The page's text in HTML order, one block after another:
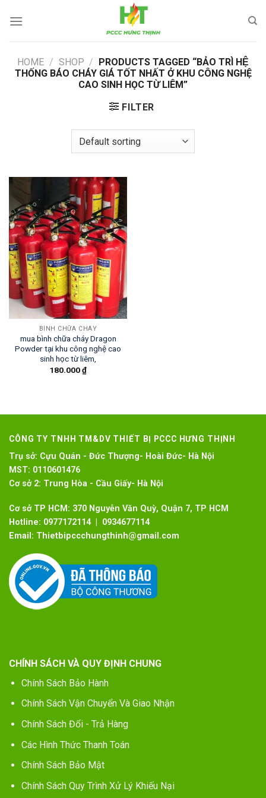
HOME / SHOP / PRODUCTS TAGGED “BẢO TRÌ HỆ
THỐNG BÁO CHÁY GIÁ TỐT NHẤT Ở KHU CÔNG NGHỆ
CAO SINH HỌC TỪ LIÊM”
FILTER
BÌNH CHỮA CHÁY
mua bình chữa cháy Dragon
Powder tại khu công nghệ cao
sinh học từ liêm,
180.000₫
CÔNG TY TNHH TM&DV THIẾT BỊ PCCC HƯNG THỊNH
Trụ sở: Cựu Quán - Đức Thượng- Hoài Đức- Hà Nội
MST: 0110601476
Cơ sở 2: Trung Hòa - Cầu Giấy- Hà Nội
Cơ sở TP HCM: 370 Nguyễn Văn Quỳ, Quận 7, TP HCM
Hotline: 0977172114 | 0934677114
Email: Thietbipccchungthinh@gmail.com
CHÍNH SÁCH VÀ QUY ĐỊNH CHUNG
Chính Sách Bảo Hành
Chính Sách Vận Chuyển Và Giao Nhận
Chính Sách Đổi - Trả Hàng
Các Hình Thức Thanh Toán
Chính Sách Bảo Mật
Chính Sách Quy Trình Xử Lý Khiếu Nại